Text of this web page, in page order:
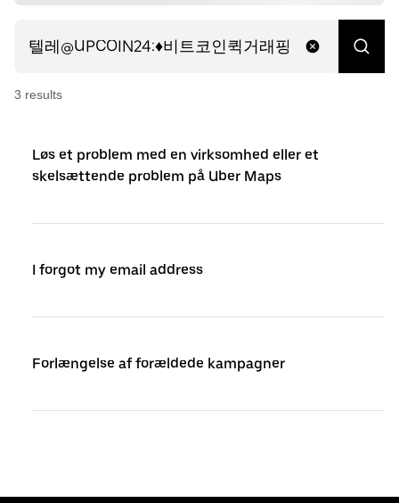
3 results
Løs et problem med en virksomhed eller et
skelsættende problem på Uber Maps
I forgot my email address
Forlængelse af forældede kampagner